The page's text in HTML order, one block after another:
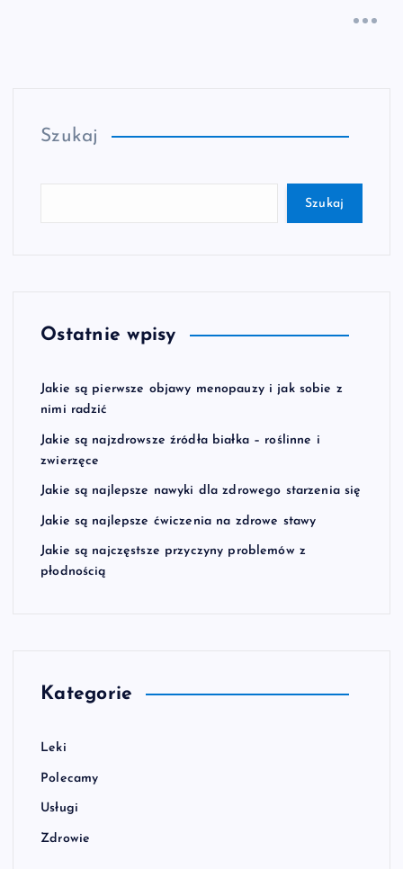
Szukaj
Szukaj
Ostatnie wpisy
Jakie są pierwsze objawy menopauzy i jak sobie z
nimi radzić
Jakie są najzdrowsze źródła białka – roślinne i
zwierzęce
Jakie są najlepsze nawyki dla zdrowego starzenia się
Jakie są najlepsze ćwiczenia na zdrowe stawy
Jakie są najczęstsze przyczyny problemów z
płodnością
Kategorie
Leki
Polecamy
Usługi
Zdrowie